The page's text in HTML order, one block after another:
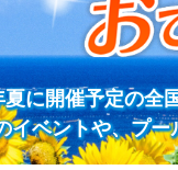
に開催予定の全
イベントや、プ